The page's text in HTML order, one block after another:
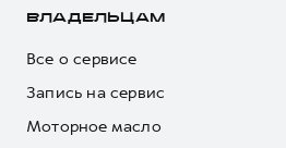
ВЛАДЕЛЬЦАМ
Все о сервисе
Запись на сервис
Моторное масло